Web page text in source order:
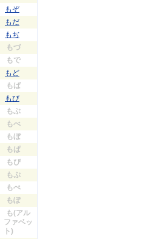
もぞ
もだ
もぢ
もづ
もで
もど
もば
もび
もぶ
もべ
もぼ
もぱ
もぴ
もぷ
もぺ
もぽ
も(アル
ファベッ
ト)